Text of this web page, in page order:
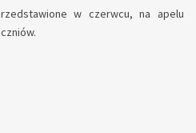
w czerwcu, na apelu